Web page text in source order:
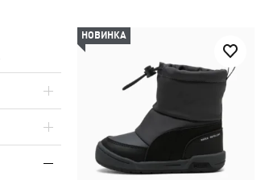
НОВИНКА